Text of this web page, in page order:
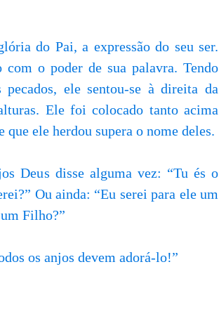
do Pai, a expressão do seu ser.
com o poder de sua palavra. Tendo
ele sentou-se à direita da
Ele foi colocado tanto acima
que ele herdou supera o nome deles.
Deus disse alguma vez: “Tu és o
Ou ainda: “Eu serei para ele um
Filho?”
os anjos devem adorá-lo!”